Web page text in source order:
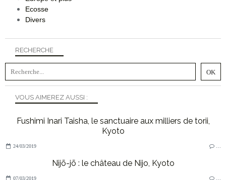
RECHERCHE
VOUS AIMEREZ AUSSI :
Fushimi Inari Taisha, le sanctuaire aux milliers de torii,
Kyoto
24/03/2019
Nijō-jō : le château de Nijo, Kyoto
07/03/2019
Ecosse
Divers